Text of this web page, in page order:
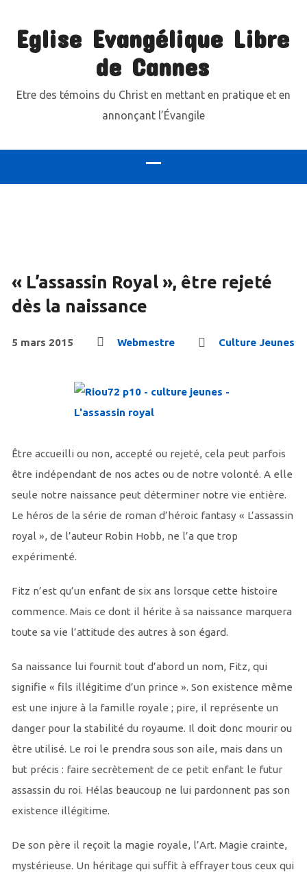
Eglise Evangélique Libre
de Cannes
Etre des témoins du Christ en mettant en pratique et en
annonçant l’Évangile
« L’assassin Royal », être rejeté
dès la naissance
5 mars 2015 Webmestre Culture Jeunes
Être accueilli ou non, accepté ou rejeté, cela peut parfois
être indépendant de nos actes ou de notre volonté. A elle
seule notre naissance peut déterminer notre vie entière.
Le héros de la série de roman d’héroic fantasy « L’assassin
royal », de l’auteur Robin Hobb, ne l’a que trop
expérimenté.
Fitz n’est qu’un enfant de six ans lorsque cette histoire
commence. Mais ce dont il hérite à sa naissance marquera
toute sa vie l’attitude des autres à son égard.
Sa naissance lui fournit tout d’abord un nom, Fitz, qui
signifie « fils illégitime d’un prince ». Son existence même
est une injure à la famille royale ; pire, il représente un
danger pour la stabilité du royaume. Il doit donc mourir ou
être utilisé. Le roi le prendra sous son aile, mais dans un
but précis : faire secrètement de ce petit enfant le futur
assassin du roi. Hélas beaucoup ne lui pardonnent pas son
existence illégitime.
De son père il reçoit la magie royale, l’Art. Magie crainte,
mystérieuse. Un héritage qui suffit à effrayer tous ceux qui